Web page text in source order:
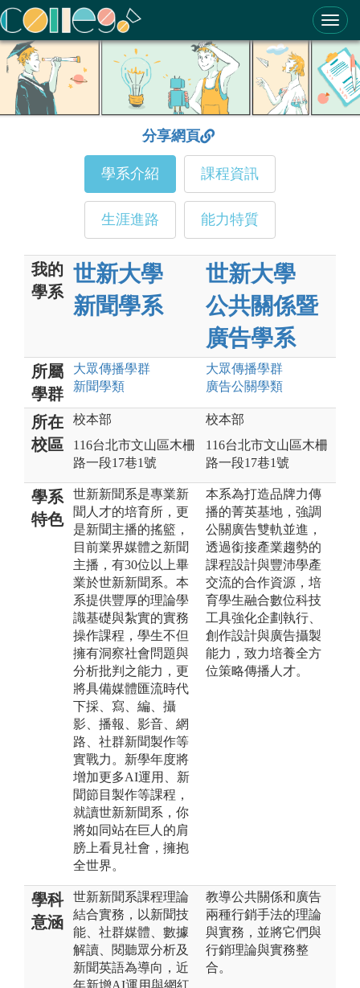
ColleGo! 大學選才與高中育才輔助系統
分享網頁
學系介紹 課程資訊
生涯進路 能力特質
我的
學系
世新大學
新聞學系
世新大學
公共關係暨
廣告學系
所屬
學群
大眾傳播學群
新聞學類
大眾傳播學群
廣告公關學類
所在
校區
校本部
116台北市文山區木柵
路一段17巷1號
校本部
116台北市文山區木柵
路一段17巷1號
學系
特色
世新新聞系是專業新
聞人才的培育所，更
是新聞主播的搖籃，
目前業界媒體之新聞
主播，有30位以上畢
業於世新新聞系。本
系提供豐厚的理論學
識基礎與紮實的實務
操作課程，學生不但
擁有洞察社會問題與
分析批判之能力，更
將具備媒體匯流時代
下採、寫、編、攝
影、播報、影音、網
路、社群新聞製作等
實戰力。新學年度將
增加更多AI運用、新
聞節目製作等課程，
就讀世新新聞系，你
將如同站在巨人的肩
膀上看見社會，擁抱
全世界。
本系為打造品牌力傳
播的菁英基地，強調
公關廣告雙軌並進，
透過銜接產業趨勢的
課程設計與豐沛學產
交流的合作資源，培
育學生融合數位科技
工具強化企劃執行、
創作設計與廣告攝製
能力，致力培養全方
位策略傳播人才。
學科
意涵
世新新聞系課程理論
結合實務，以新聞技
能、社群媒體、數據
解讀、閱聽眾分析及
新聞英語為導向，近
年新增AI運用與網紅
教導公共關係和廣告
兩種行銷手法的理論
與實務，並將它們與
行銷理論與實務整
合。